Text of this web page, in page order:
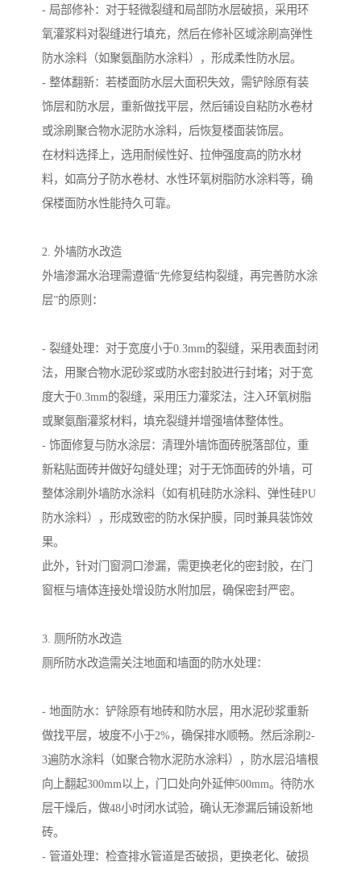
- 局部修补：对于轻微裂缝和局部防水层破损，采用环
氧灌浆料对裂缝进行填充，然后在修补区域涂刷高弹性
防水涂料（如聚氨酯防水涂料），形成柔性防水层。
- 整体翻新：若楼面防水层大面积失效，需铲除原有装
饰层和防水层，重新做找平层，然后铺设自粘防水卷材
或涂刷聚合物水泥防水涂料，后恢复楼面装饰层。
在材料选择上，选用耐候性好、拉伸强度高的防水材
料，如高分子防水卷材、水性环氧树脂防水涂料等，确
保楼面防水性能持久可靠。
2. 外墙防水改造
外墙渗漏水治理需遵循“先修复结构裂缝，再完善防水涂
层”的原则：
- 裂缝处理：对于宽度小于0.3mm的裂缝，采用表面封闭
法，用聚合物水泥砂浆或防水密封胶进行封堵；对于宽
度大于0.3mm的裂缝，采用压力灌浆法，注入环氧树脂
或聚氨酯灌浆材料，填充裂缝并增强墙体整体性。
- 饰面修复与防水涂层：清理外墙饰面砖脱落部位，重
新粘贴面砖并做好勾缝处理；对于无饰面砖的外墙，可
整体涂刷外墙防水涂料（如有机硅防水涂料、弹性硅PU
防水涂料），形成致密的防水保护膜，同时兼具装饰效
果。
此外，针对门窗洞口渗漏，需更换老化的密封胶，在门
窗框与墙体连接处增设防水附加层，确保密封严密。
3. 厕所防水改造
厕所防水改造需关注地面和墙面的防水处理：
- 地面防水：铲除原有地砖和防水层，用水泥砂浆重新
做找平层，坡度不小于2%，确保排水顺畅。然后涂刷2-
3遍防水涂料（如聚合物水泥防水涂料），防水层沿墙根
向上翻起300mm以上，门口处向外延伸500mm。待防水
层干燥后，做48小时闭水试验，确认无渗漏后铺设新地
砖。
- 管道处理：检查排水管道是否破损，更换老化、破损